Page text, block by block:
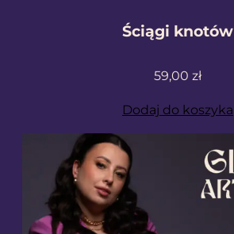
Ściągi knotów
59,00 zł
Dodaj do koszyka